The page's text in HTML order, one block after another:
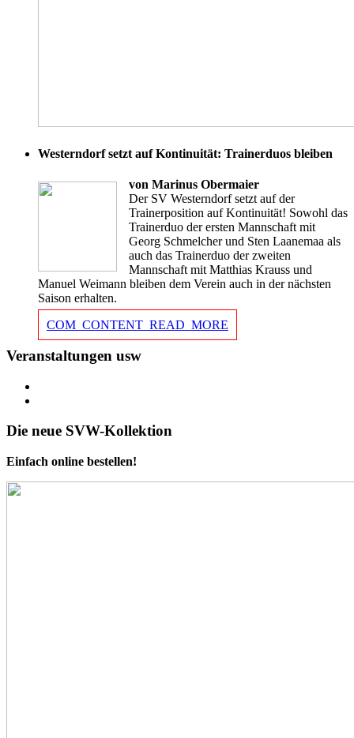
Westerndorf setzt auf Kontinuität: Trainerduos bleiben
von Marinus Obermaier
Der SV Westerndorf setzt auf der
Trainerposition auf Kontinuität! Sowohl das
Trainerduo der ersten Mannschaft mit
Georg Schmelcher und Sten Laanemaa als
auch das Trainerduo der zweiten
Mannschaft mit Matthias Krauss und
Manuel Weimann bleiben dem Verein auch in der nächsten
Saison erhalten.
COM_CONTENT_READ_MORE
Veranstaltungen usw
Die neue SVW-Kollektion
Einfach online bestellen!